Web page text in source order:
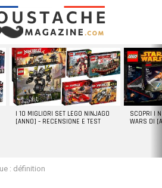
I 10 MIGLIORI SET LEGO NINJAGO
[ANNO] – RECENSIONE E TEST
SCOPRI I
WARS DI
: définition